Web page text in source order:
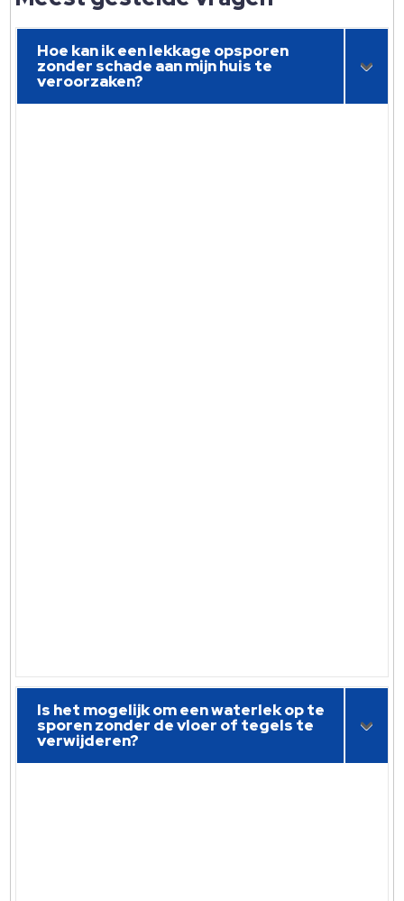
Hoe kan ik een lekkage opsporen
zonder schade aan mijn huis te
veroorzaken?
Is het mogelijk om een waterlek op te
sporen zonder de vloer of tegels te
verwijderen?